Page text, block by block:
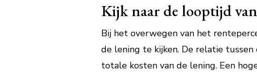
Kijk naar de looptijd
Bij het overwegen van het
de lening te kijken. De relatie
totale kosten van de lening. Een